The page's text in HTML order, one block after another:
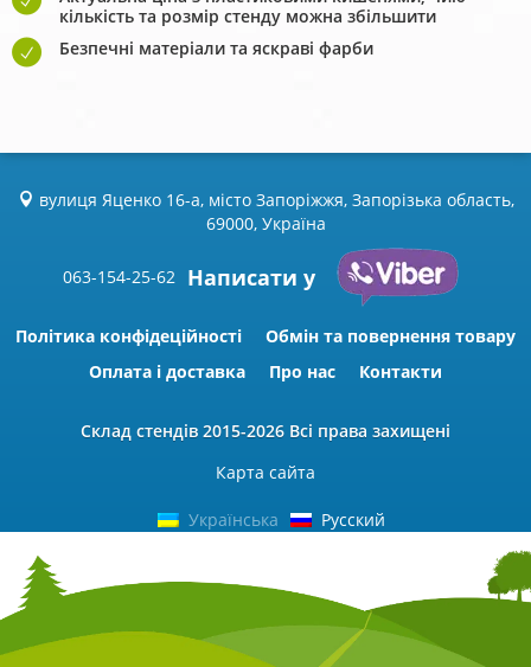
кількість та розмір стенду можна збільшити
Безпечні матеріали та яскраві фарби
вулиця Яценко 16-а, місто Запоріжжя, Запорізька область,
69000, Україна
063-154-25-62 Написати у
Політика конфідеційності
Обмін та повернення товару
Оплата і доставка
Про нас Контакти
Склад стендів 2015-2026 Всі права захищені
Карта сайта
Українська Русский